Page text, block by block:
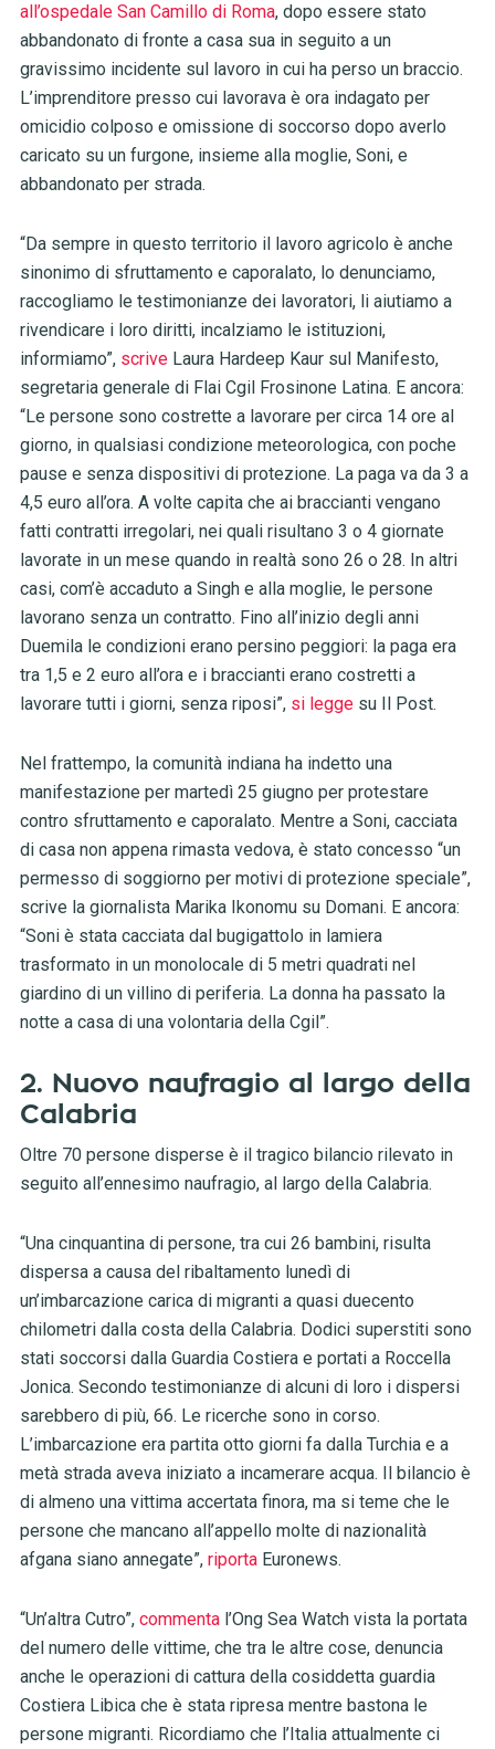
all’ospedale San Camillo di Roma, dopo essere stato
abbandonato di fronte a casa sua in seguito a un
gravissimo incidente sul lavoro in cui ha perso un braccio.
L’imprenditore presso cui lavorava è ora indagato per
omicidio colposo e omissione di soccorso dopo averlo
caricato su un furgone, insieme alla moglie, Soni, e
abbandonato per strada.
“Da sempre in questo territorio il lavoro agricolo è anche
sinonimo di sfruttamento e caporalato, lo denunciamo,
raccogliamo le testimonianze dei lavoratori, li aiutiamo a
rivendicare i loro diritti, incalziamo le istituzioni,
informiamo”, scriveLaura Hardeep Kaur sul Manifesto,
segretaria generale di Flai Cgil Frosinone Latina. E ancora:
“Le persone sono costrette a lavorare per circa 14 ore al
giorno, in qualsiasi condizione meteorologica, con poche
pause e senza dispositivi di protezione. La paga va da 3 a
4,5 euro all’ora. A volte capita che ai braccianti vengano
fatti contratti irregolari, nei quali risultano 3 o 4 giornate
lavorate in un mese quando in realtà sono 26 o 28. In altri
casi, com’è accaduto a Singh e alla moglie, le persone
lavorano senza un contratto. Fino all’inizio degli anni
Duemila le condizioni erano persino peggiori: la paga era
tra 1,5 e 2 euro all’ora e i braccianti erano costretti a
lavorare tutti i giorni, senza riposi”, si leggesu Il Post.
Nel frattempo, la comunità indiana ha indetto una
manifestazione per martedì 25 giugno per protestare
contro sfruttamento e caporalato. Mentre a Soni, cacciata
di casa non appena rimasta vedova, è stato concesso “un
permesso di soggiorno per motivi di protezione speciale”,
scrive la giornalista Marika Ikonomu su Domani. E ancora:
“Soni è stata cacciata dal bugigattolo in lamiera
trasformato in un monolocale di 5 metri quadrati nel
giardino di un villino di periferia. La donna ha passato la
notte a casa di una volontaria della Cgil”.
2. Nuovo naufragio al largo della
Calabria
Oltre 70 persone disperse è il tragico bilancio rilevato in
seguito all’ennesimo naufragio, al largo della Calabria.
“Una cinquantina di persone, tra cui 26 bambini, risulta
dispersa a causa del ribaltamento lunedì di
un’imbarcazione carica di migranti a quasi duecento
chilometri dalla costa della Calabria. Dodici superstiti sono
stati soccorsi dalla Guardia Costiera e portati a Roccella
Jonica. Secondo testimonianze di alcuni di loro i dispersi
sarebbero di più, 66. Le ricerche sono in corso.
L’imbarcazione era partita otto giorni fa dalla Turchia e a
metà strada aveva iniziato a incamerare acqua. Il bilancio è
di almeno una vittima accertata finora, ma si teme che le
persone che mancano all’appello molte di nazionalità
afgana siano annegate”, riportaEuronews.
“Un’altra Cutro”, commental’Ong Sea Watch vista la portata
del numero delle vittime, che tra le altre cose, denuncia
anche le operazioni di cattura della cosiddetta guardia
Costiera Libica che è stata ripresa mentre bastona le
persone migranti. Ricordiamo che l’Italia attualmente ci